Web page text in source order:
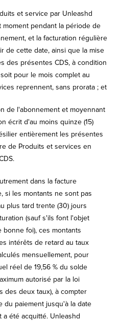
et service par Unleashd
pendant la période de
et la facturation régulière
de cette date, ainsi que la mise
des présentes CDS, à condition
pour le mois complet au
reprennent, sans prorata ; et
de l'abonnement et moyennant
écrit d'au moins quinze (15)
entièrement les présentes
de Produits et services en
dans la facture
si les montants ne sont pas
plus tard trente (30) jours
(sauf s'ils font l'objet
foi), ces montants
intérêts de retard au taux
mensuellement, pour
réel de 19,56 % du solde
autorisé par la loi
des deux taux), à compter
du paiement jusqu'à la date
a été acquitté. Unleashd